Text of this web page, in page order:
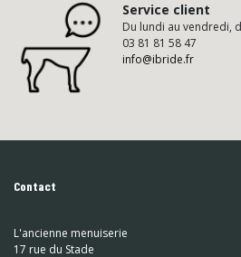
Service client
Du lundi au vendredi,
03 81 81 58 47
info@ibride.fr
Contact
L'ancienne menuiserie
17 rue du Stade